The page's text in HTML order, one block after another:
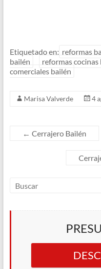
Etiquetado en: reformas
bailén
reformas cocinas
comerciales bailén
Marisa Valverde 4
← Cerrajero Bailén